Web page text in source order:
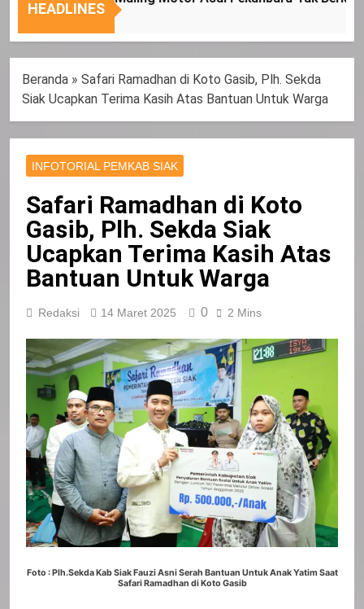
Nasional
Tepat
HEADLINES
Beranda » Safari Ramadhan di Koto Gasib, Plh. Sekda
Siak Ucapkan Terima Kasih Atas Bantuan Untuk Warga
INFOTORIAL PEMKAB SIAK
Safari Ramadhan di Koto
Gasib, Plh. Sekda Siak
Ucapkan Terima Kasih Atas
Bantuan Untuk Warga
Redaksi 14 Maret 2025 0 2 Mins
Foto : Plh.Sekda Kab Siak Fauzi Asni Serah Bantuan Untuk Anak Yatim Saat
Safari Ramadhan di Koto Gasib